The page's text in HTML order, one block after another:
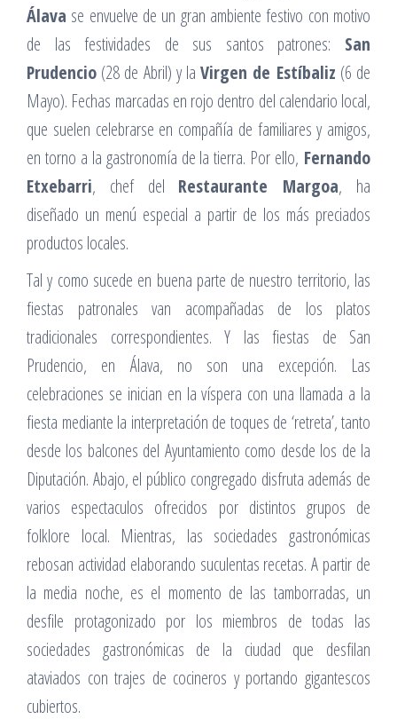
Álava se envuelve de un gran ambiente festivo con motivo
de las festividades de sus santos patrones: San
Prudencio (28 de Abril) y laVirgen de Estíbaliz (6 de
Mayo). Fechas marcadas en rojo dentro del calendario local,
que suelen celebrarse en compañía de familiares y amigos,
en torno a la gastronomía de la tierra. Por ello, Fernando
Etxebarri, chef del Restaurante Margoa, ha
diseñado un menú especial a partir de los más preciados
productos locales.
Tal y como sucede en buena parte de nuestro territorio, las
fiestas patronales van acompañadas de los platos
tradicionales correspondientes. Y las fiestas de San
Prudencio, en Álava, no son una excepción. Las
celebraciones se inician en la víspera con una llamada a la
fiesta mediante la interpretación de toques de ‘retreta’, tanto
desde los balcones del Ayuntamiento como desde los de la
Diputación. Abajo, el público congregado disfruta además de
varios espectaculos ofrecidos por distintos grupos de
folklore local. Mientras, las sociedades gastronómicas
rebosan actividad elaborando suculentas recetas. A partir de
la media noche, es el momento de las tamborradas, un
desfile protagonizado por los miembros de todas las
sociedades gastronómicas de la ciudad que desfilan
ataviados con trajes de cocineros y portando gigantescos
cubiertos.